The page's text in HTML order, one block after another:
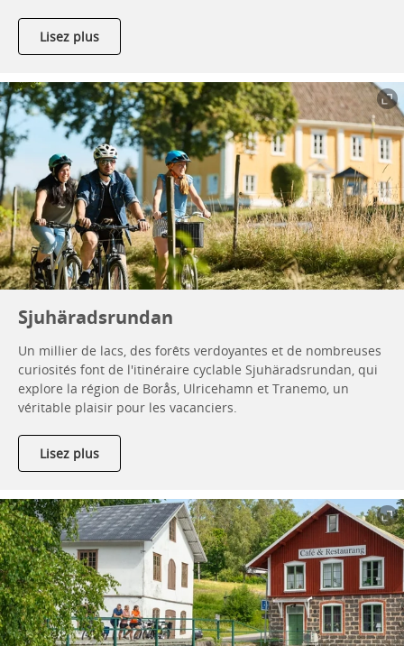
Lisez plus
Sjuhäradsrundan
Un millier de lacs, des forêts verdoyantes et de nombreuses
curiosités font de l'itinéraire cyclable Sjuhäradsrundan, qui
explore la région de Borås, Ulricehamn et Tranemo, un
véritable plaisir pour les vacanciers.
Lisez plus